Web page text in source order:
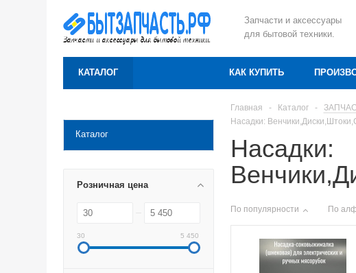
Запчасти и аксессуары
для бытовой техники.
КАТАЛОГ КАК КУПИТЬ
Каталог
Розничная цена
30 5 450
Главная - Каталог -
Насадки:
Насадки:
По популярности По